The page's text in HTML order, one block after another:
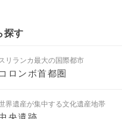
探す
スリランカ最大の国際都市
コロンボ首都圏
界遺産が集中する文化遺産地帯
央遺跡